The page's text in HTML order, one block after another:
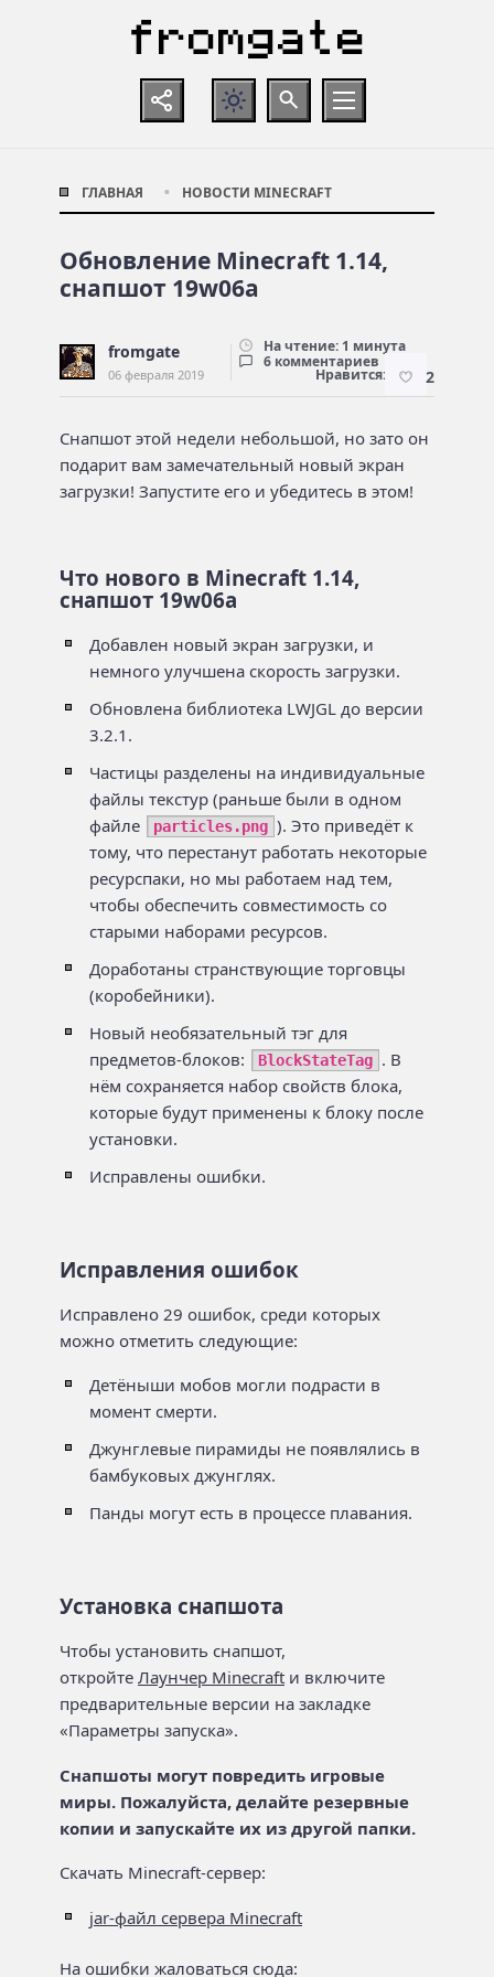
ГЛАВНАЯ НОВОСТИ MINECRAFT
Обновление Minecraft 1.14,
снапшот 19w06a
fromgate
06 февраля 2019
На чтение: 1 минута
6 комментариев
Нравится: 2
Снапшот этой недели небольшой, но зато он
подарит вам замечательный новый экран
загрузки! Запустите его и убедитесь в этом!
Что нового в Minecraft 1.14,
снапшот 19w06a
Добавлен новый экран загрузки, и
немного улучшена скорость загрузки.
Обновлена библиотека LWJGL до версии
3.2.1.
Частицы разделены на индивидуальные
файлы текстур (раньше были в одном
файле
particles.png ). Это приведёт к
тому, что перестанут работать некоторые
ресурспаки, но мы работаем над тем,
чтобы обеспечить совместимость со
старыми наборами ресурсов.
Доработаны странствующие торговцы
(коробейники).
Новый необязательный тэг для
предметов-блоков:
BlockStateTag . В
нём сохраняется набор свойств блока,
которые будут применены к блоку после
установки.
Исправлены ошибки.
Исправления ошибок
Исправлено 29 ошибок, среди которых
можно отметить следующие:
Детёныши мобов могли подрасти в
момент смерти.
Джунглевые пирамиды не появлялись в
бамбуковых джунглях.
Панды могут есть в процессе плавания.
Установка снапшота
Чтобы установить снапшот,
откройте Лаунчер Minecraft и включите
предварительные версии на закладке
«Параметры запуска».
Снапшоты могут повредить игровые
миры. Пожалуйста, делайте резервные
копии и запускайте их из другой папки.
Скачать Minecraft-сервер:
jar-файл сервера Minecraft
На ошибки жаловаться сюда: